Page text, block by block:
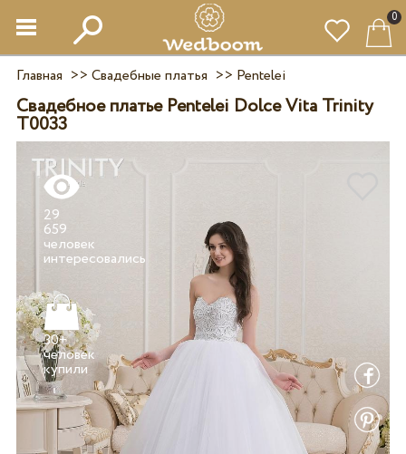
0
Главная >> Свадебные платья >> Pentelei
Свадебное платье Pentelei Dolce Vita Trinity
T0033
29
659
человек
30+
человек